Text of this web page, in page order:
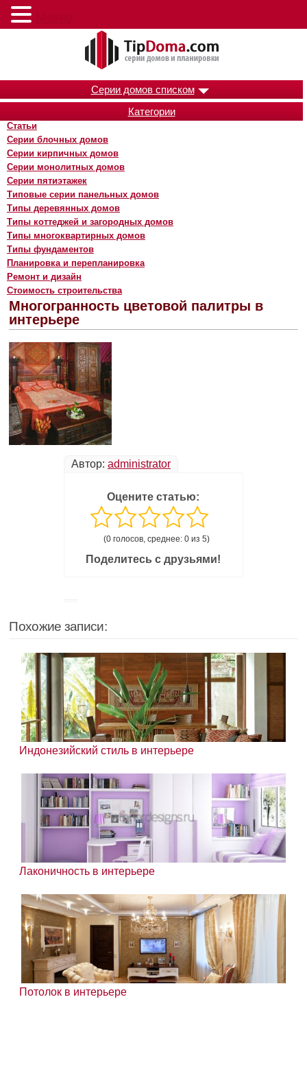
Серии домов списком
Категории
Статьи
Серии блочных домов
Серии кирпичных домов
Серии монолитных домов
Серии пятиэтажек
Типовые серии панельных домов
Типы деревянных домов
Типы коттеджей и загородных домов
Типы многоквартирных домов
Типы фундаментов
Планировка и перепланировка
Ремонт и дизайн
Стоимость строительства
Многогранность цветовой палитры в
интерьере
Автор: administrator
Оцените статью:
(0 голосов, среднее: 0 из 5)
Поделитесь с друзьями!
Похожие записи:
Индонезийский стиль в интерьере
Лаконичность в интерьере
Потолок в интерьере